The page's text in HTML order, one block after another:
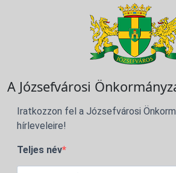
A Józsefvárosi
Iratkozzon fel a Józsefvárosi
hírleveleire!
Teljes név